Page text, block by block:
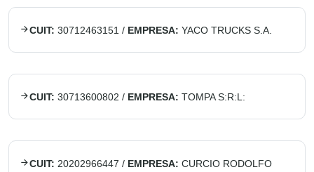
CUIT: 30712463151 / EMPRESA: YACO TRUCKS S.A.
CUIT: 30713600802 / EMPRESA: TOMPA S:R:L:
CUIT: 20202966447 / EMPRESA: CURCIO RODOLFO